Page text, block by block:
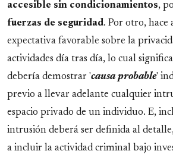
accesible sin condicionamientos,
fuerzas de seguridad. Por otro, hace
expectativa favorable sobre la
actividades día tras día, lo cual
debería demostrar 'causa probable'
previo a llevar adelante cualquier
espacio privado de un individuo. E,
intrusión deberá ser definida al
a incluir la actividad criminal bajo